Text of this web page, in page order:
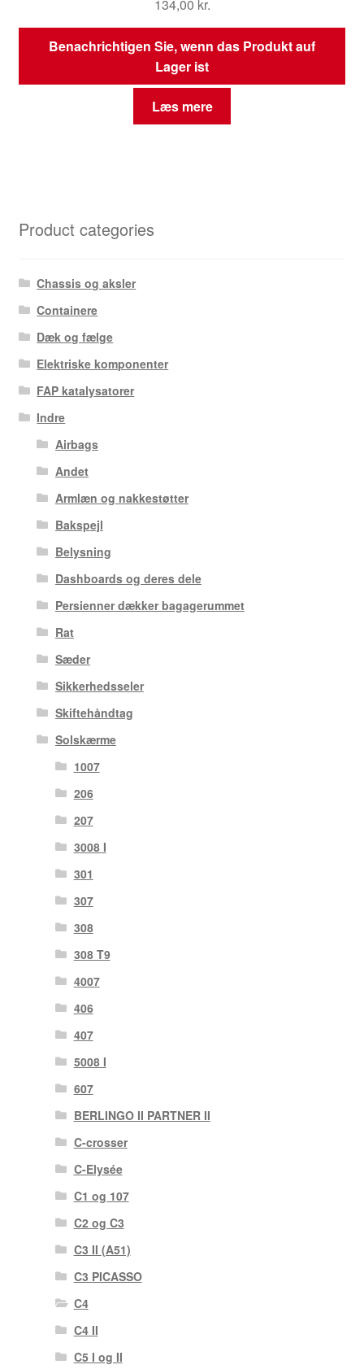
134,00 kr.
Benachrichtigen Sie, wenn das Produkt auf
Lager ist
Læs mere
Product categories
Chassis og aksler
Containere
Dæk og fælge
Elektriske komponenter
FAP katalysatorer
Indre
Airbags
Andet
Armlæn og nakkestøtter
Bakspejl
Belysning
Dashboards og deres dele
Persienner dækker bagagerummet
Rat
Sæder
Sikkerhedsseler
Skiftehåndtag
Solskærme
1007
206
207
3008 I
301
307
308
308 T9
4007
406
407
5008 I
607
BERLINGO II PARTNER II
C-crosser
C-Elysée
C1 og 107
C2 og C3
C3 II (A51)
C3 PICASSO
C4
C4 II
C5 I og II